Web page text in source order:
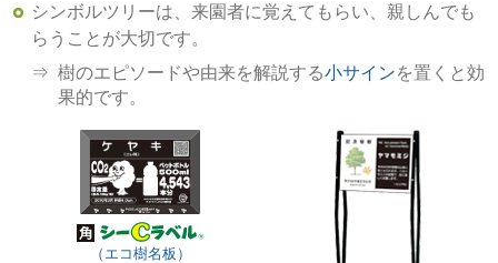
シンボルツリーは、来園者に覚えてもらい、親しんでも
らうことが大切です。
樹のエピソードや由来を解説する小サインを置くと効
果的です。
（エコ樹名板）